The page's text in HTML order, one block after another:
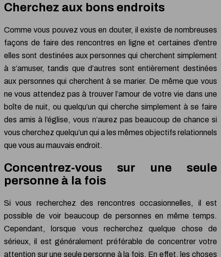
Cherchez aux bons endroits
Comme vous pouvez vous en douter, il existe de nombreuses
façons de faire des rencontres en ligne et certaines d’entre
elles sont destinées aux personnes qui cherchent simplement
à s’amuser, tandis que d’autres sont entièrement destinées
aux personnes qui cherchent à se marier. De même que vous
ne vous attendez pas à trouver l’amour de votre vie dans une
boîte de nuit, ou quelqu’un qui cherche simplement à se faire
des amis à l’église, vous n’aurez pas beaucoup de chance si
vous cherchez quelqu’un qui a les mêmes objectifs relationnels
que vous au mauvais endroit.
Concentrez-vous sur une seule
personne à la fois
Si vous recherchez des rencontres occasionnelles, il est
possible de voir beaucoup de personnes en même temps.
Cependant, lorsque vous recherchez quelque chose de
sérieux, il est généralement préférable de concentrer votre
attention sur une seule personne à la fois. En effet, les choses